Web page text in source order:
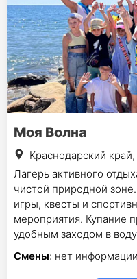
Моя Волна
Краснодарский
Лагерь активного
чистой природной
игры, квесты и
мероприятия. Купание
удобным заходом в
Смены: нет